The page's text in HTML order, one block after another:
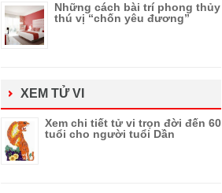
Những cách bài trí phong thủy
thú vị “chốn yêu đương”
XEM TỬ VI
Xem chi tiết tử vi trọn đời đến 60
tuổi cho người tuổi Dần